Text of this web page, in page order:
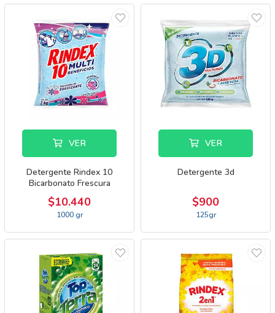
VER
Detergente Rindex 10
Bicarbonato Frescura
Suavisante
$10.440
1000 gr
VER
Detergente 3d
$900
125gr